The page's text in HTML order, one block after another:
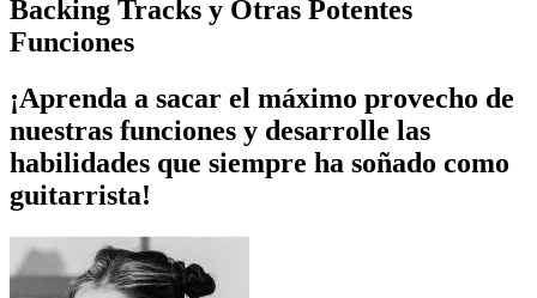
Backing Tracks y Otras Potentes
Funciones
¡Aprenda a sacar el máximo provecho de
nuestras funciones y desarrolle las
habilidades que siempre ha soñado como
guitarrista!